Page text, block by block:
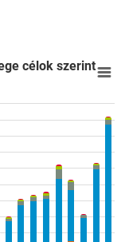
szerint
hitelek összege
forint. Data ranges
célok szerint